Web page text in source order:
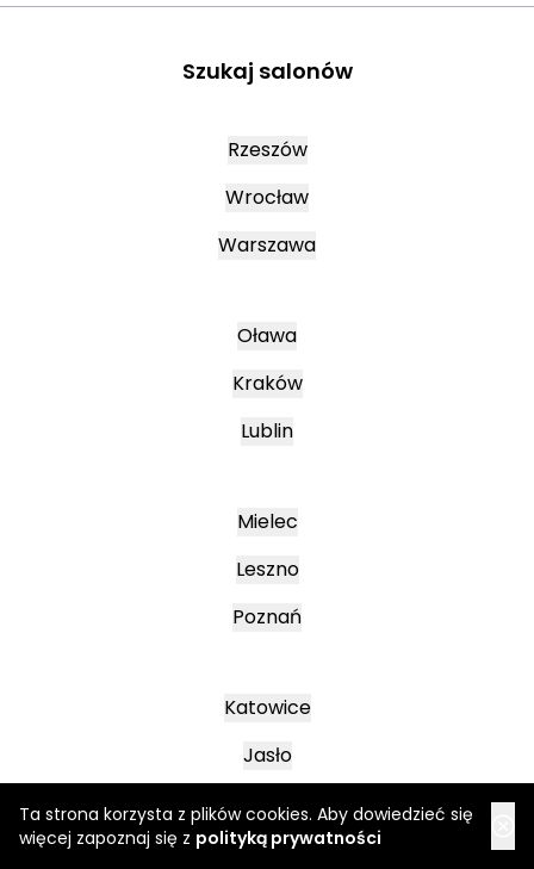
Ta strona korzysta z plików cookies. Aby dowiedzieć się
więcej zapoznaj się z polityką prywatności
Szukaj salonów
Rzeszów
Wrocław
Warszawa
Oława
Kraków
Lublin
Mielec
Leszno
Poznań
Katowice
Jasło
Wałbrzych